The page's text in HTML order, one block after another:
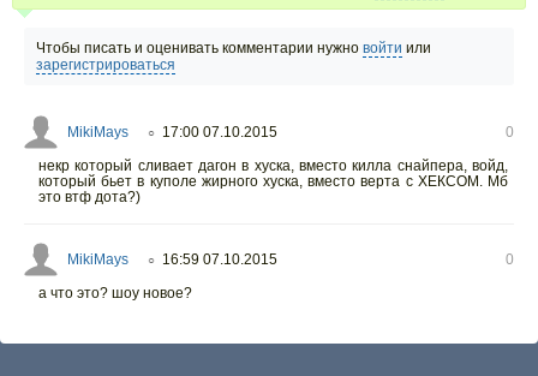
Чтобы писать и оценивать комментарии нужно войти или
зарегистрироваться
MikiMays ○ 17:00 07.10.2015
0
некр который сливает дагон в хуска, вместо килла снайпера, войд,
который бьет в куполе жирного хуска, вместо верта с ХЕКСОМ. Мб
это втф дота?)
MikiMays ○ 16:59 07.10.2015
0
а что это? шоу новое?